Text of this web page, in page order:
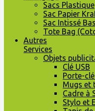
Sacs Plastique
Sac Papier
Sac Intissé
Tote Bag
Autres
Services
Objets
Clé USB
Porte-
Mugs et
Cadre à
Stylo et